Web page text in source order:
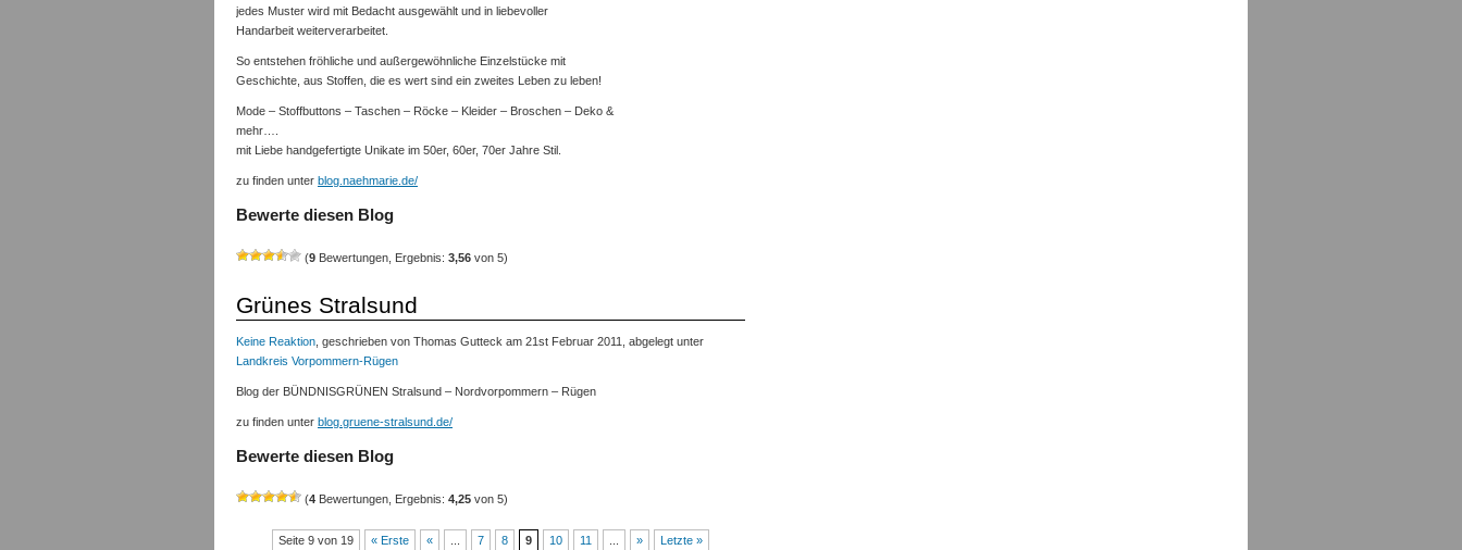
jedes Muster wird mit Bedacht ausgewählt und in liebevoller
Handarbeit weiterverarbeitet.
So entstehen fröhliche und außergewöhnliche Einzelstücke mit
Geschichte, aus Stoffen, die es wert sind ein zweites Leben zu leben!
Mode – Stoffbuttons – Taschen – Röcke – Kleider – Broschen – Deko &
mehr….
mit Liebe handgefertigte Unikate im 50er, 60er, 70er Jahre Stil.
zu finden unter blog.naehmarie.de/
Bewerte diesen Blog
(9 Bewertungen, Ergebnis: 3,56 von 5)
Grünes Stralsund
Keine Reaktion , geschrieben von Thomas Gutteck am 21st Februar 2011, abgelegt unter
Landkreis Vorpommern-Rügen
Blog der BÜNDNISGRÜNEN Stralsund – Nordvorpommern – Rügen
zu finden unter blog.gruene-stralsund.de/
Bewerte diesen Blog
(4 Bewertungen, Ergebnis: 4,25 von 5)
Seite 9 von 19 « Erste « 7 8 9 10 11 » Letzte »